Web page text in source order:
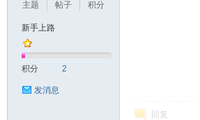
主题
帖子
积分
新手上路
积分 2
发消息
回复